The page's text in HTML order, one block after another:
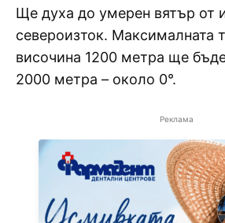
Ще духа до умерен вятър от
североизток. Максималната
височина 1200 метра ще
2000 метра – около 0°.
Реклама